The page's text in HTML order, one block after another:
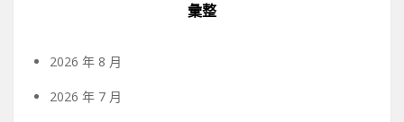
彙整
2026 年 8 月
2026 年 7 月